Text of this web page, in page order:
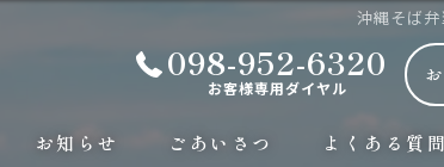
沖縄そば
098-952-6320
お客様専用ダイヤル
お知らせ ごあいさつ よくある質問